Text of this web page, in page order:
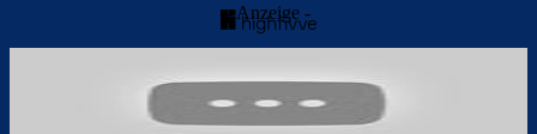
- Anzeige -